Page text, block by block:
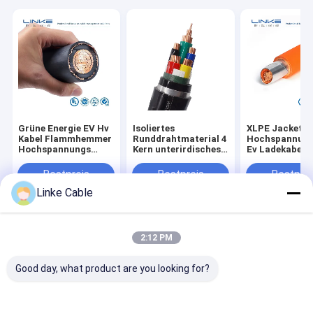
Grüne Energie EV Hv
Kabel Flammhemmer
Hochspannungs
Kupferdraht
Bestpreis
Isoliertes
Runddrahtmaterial 4
Kern unterirdisches
Stromkabel Teflon-
Bestpreis
XLPE Jacket
Ev Ladekabel
70Mm2
Sitemap
Privacy policy
Cable Technology (DongGuan) CO.,LTD. All Rights Reserved.
Linke Cable
2:12 PM
Good day, what product are you looking for?